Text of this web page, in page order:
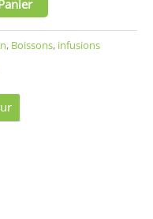
, Boissons, infusions